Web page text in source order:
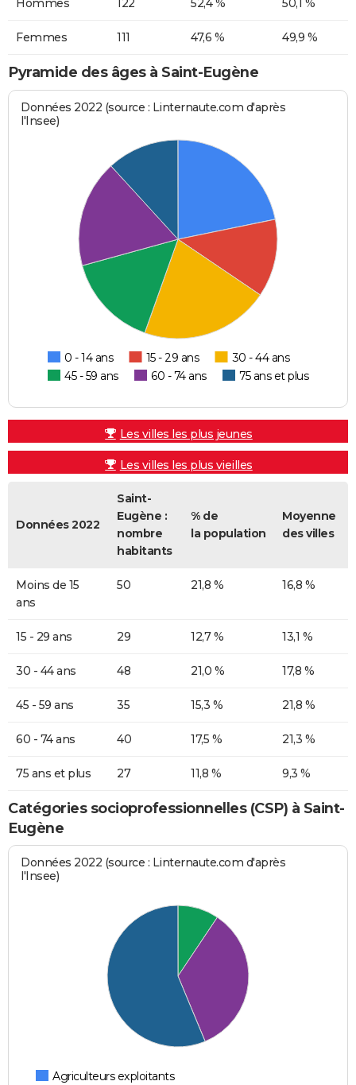
Hommes 122 52,4 % 50,1 %
Femmes 111 47,6 % 49,9 %
Pyramide des âges à Saint-Eugène
Données 2022 (source : Linternaute.com d'après
l'Insee)
0 - 14 ans 15 - 29 ans
30 - 44 ans
45 - 59 ans
60 - 74 ans 75 ans et plus
Les villes les plus jeunes
Les villes les plus vieilles
Données 2022
Saint-
Eugène :
nombre
habitants
% de
la population
Moyenne
des villes
Moins de 15
ans
50 21,8 % 16,8 %
15 - 29 ans 29 12,7 % 13,1 %
30 - 44 ans 48 21,0 % 17,8 %
45 - 59 ans 35 15,3 % 21,8 %
60 - 74 ans 40 17,5 % 21,3 %
75 ans et plus 27 11,8 % 9,3 %
Catégories socioprofessionnelles (CSP) à Saint-
Eugène
Données 2022 (source : Linternaute.com d'après
l'Insee)
Agriculteurs exploitants